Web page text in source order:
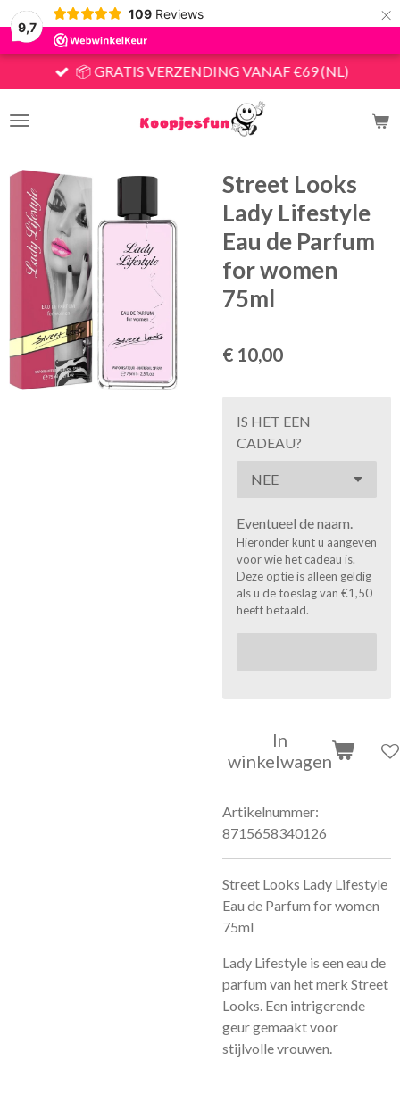
9,7
109 Reviews ×
📦 GRATIS VERZENDING VANAF €69 (NL)
Street Looks
Lady Lifestyle
Eau de Parfum
for women
75ml
€ 10,00
IS HET EEN
CADEAU?
Eventueel de naam.
Hieronder kunt u aangeven
voor wie het cadeau is.
Deze optie is alleen geldig
als u de toeslag van €1,50
heeft betaald.
In
winkelwagen
Artikelnummer:
8715658340126
Street Looks Lady Lifestyle
Eau de Parfum for women
75ml
Lady Lifestyle is een eau de
parfum van het merk Street
Looks. Een intrigerende
geur gemaakt voor
stijlvolle vrouwen.